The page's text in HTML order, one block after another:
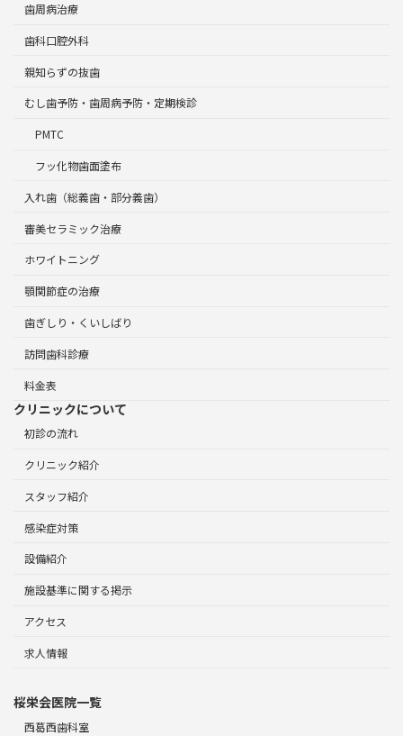
歯周病治療
歯科口腔外科
親知らずの抜歯
むし歯予防・歯周病予防・定期検診
PMTC
フッ化物歯面塗布
入れ歯（総義歯・部分義歯）
審美セラミック治療
ホワイトニング
顎関節症の治療
歯ぎしり・くいしばり
訪問歯科診療
料金表
クリニックについて
初診の流れ
クリニック紹介
スタッフ紹介
感染症対策
設備紹介
施設基準に関する掲示
アクセス
求人情報
桜栄会医院一覧
西葛西歯科室